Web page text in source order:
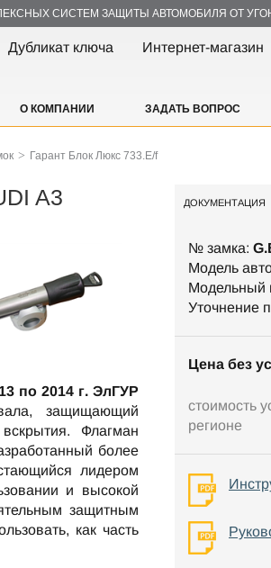
СИСТЕМ ЗАЩИТЫ АВТОМОБИЛЯ ОТ
Дубликат ключа Интернет-магазин
О КОМПАНИИ ЗАДАТЬ ВОПРОС
> Гарант Блок Люкс 733.E/f
A3
по 2014 г. ЭлГУР
защищающий
Флагман
более
лидером
и высокой
защитным
как часть
ДОКУМЕНТАЦИЯ
№ замка:
Модель
Модельный
Уточнение
Цена без
стоимость
регионе